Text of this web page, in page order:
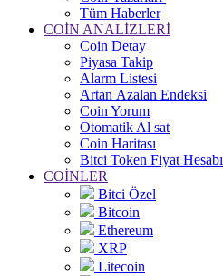
Tüm Haberler
COİN ANALİZLERİ
Coin Detay
Piyasa Takip
Alarm Listesi
Artan Azalan Endeksi
Coin Yorum
Otomatik Al sat
Coin Haritası
Bitci Token Fiyat Hesabı
COİNLER
Bitci Özel
Bitcoin
Ethereum
XRP
Litecoin